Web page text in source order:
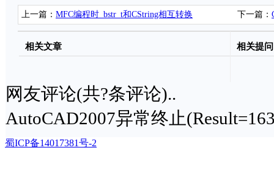
上一篇： MFC编程时_bstr_t和CString相互转换 下一篇：
(MAC)
相关文章 相关提问
网友评论(共?条评论)..
AutoCAD2007异常终止
蜀ICP备14017381号-2